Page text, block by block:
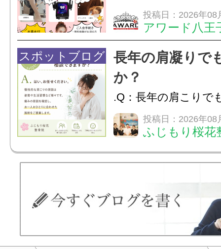
フエステを 思いっ
開催中
投稿日：2026年08
アワード八王
24時間ジム&
脱毛
スポットブログ
長年の肩凝りで
か？
.Q：長年の肩こりで
か？A：はい、お任
性的な肩こりの原因
慣など様々です。痛
をご提案します。.#
投稿日：2026年08
ふじもり桜花